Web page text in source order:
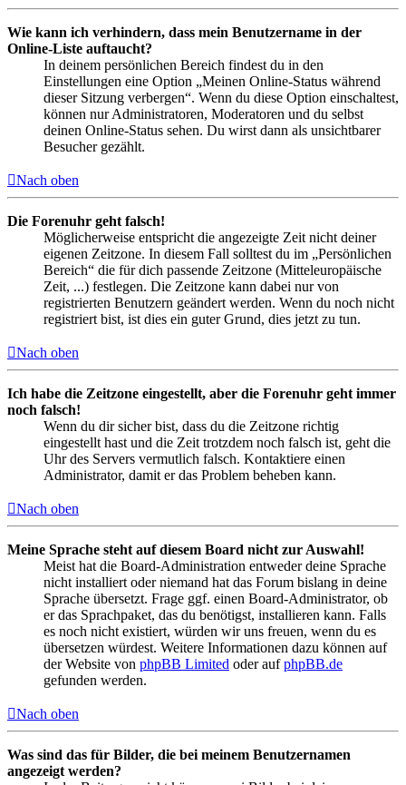
Wie kann ich verhindern, dass mein Benutzername in der
Online-Liste auftaucht?
In deinem persönlichen Bereich findest du in den
Einstellungen eine Option „Meinen Online-Status während
dieser Sitzung verbergen“. Wenn du diese Option einschaltest,
können nur Administratoren, Moderatoren und du selbst
deinen Online-Status sehen. Du wirst dann als unsichtbarer
Besucher gezählt.
Nach oben
Die Forenuhr geht falsch!
Möglicherweise entspricht die angezeigte Zeit nicht deiner
eigenen Zeitzone. In diesem Fall solltest du im „Persönlichen
Bereich“ die für dich passende Zeitzone (Mitteleuropäische
Zeit, ...) festlegen. Die Zeitzone kann dabei nur von
registrierten Benutzern geändert werden. Wenn du noch nicht
registriert bist, ist dies ein guter Grund, dies jetzt zu tun.
Nach oben
Ich habe die Zeitzone eingestellt, aber die Forenuhr geht immer
noch falsch!
Wenn du dir sicher bist, dass du die Zeitzone richtig
eingestellt hast und die Zeit trotzdem noch falsch ist, geht die
Uhr des Servers vermutlich falsch. Kontaktiere einen
Administrator, damit er das Problem beheben kann.
Nach oben
Meine Sprache steht auf diesem Board nicht zur Auswahl!
Meist hat die Board-Administration entweder deine Sprache
nicht installiert oder niemand hat das Forum bislang in deine
Sprache übersetzt. Frage ggf. einen Board-Administrator, ob
er das Sprachpaket, das du benötigst, installieren kann. Falls
es noch nicht existiert, würden wir uns freuen, wenn du es
übersetzen würdest. Weitere Informationen dazu können auf
der Website von phpBB Limited oder aufphpBB.de
gefunden werden.
Nach oben
Was sind das für Bilder, die bei meinem Benutzernamen
angezeigt werden?